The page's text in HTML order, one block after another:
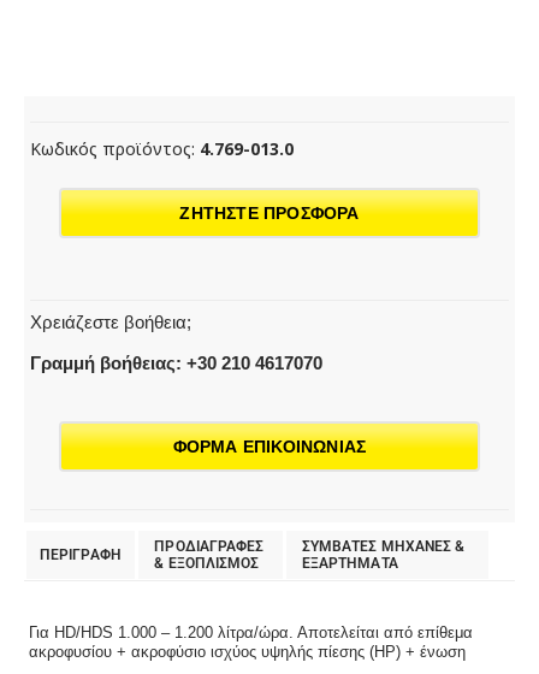
Κωδικός προϊόντος: 4.769-013.0
ΖΗΤΗΣΤΕ ΠΡΟΣΦΟΡΑ
Χρειάζεστε βοήθεια;
Γραμμή βοήθειας: +30 210 4617070
ΦΟΡΜΑ ΕΠΙΚΟΙΝΩΝΙΑΣ
ΠΕΡΙΓΡΑΦΗ
ΠΡΟΔΙΑΓΡΑΦΕΣ
& EΞΟΠΛΙΣΜΟΣ
ΣΥΜΒΑΤΕΣ ΜΗΧΑΝΕΣ &
ΕΞΑΡΤΗΜΑΤΑ
Για HD/HDS 1.000 – 1.200 λίτρα/ώρα. Αποτελείται από επίθεμα
ακροφυσίου + ακροφύσιο ισχύος υψηλής πίεσης (HP) + ένωση